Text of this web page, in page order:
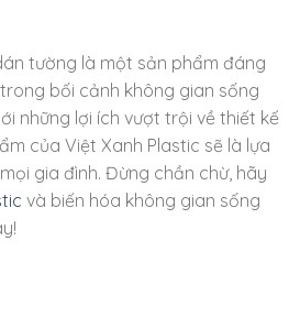
tường là một sản phẩm đáng
bối cảnh không gian sống
những lợi ích vượt trội về thiết kế
của Việt Xanh Plastic sẽ là lựa
gia đình. Đừng chần chừ, hãy
và biến hóa không gian sống